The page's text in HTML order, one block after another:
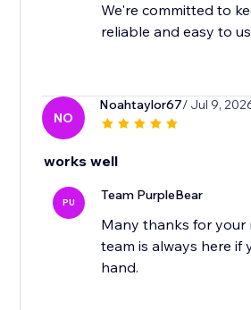
We're committed to
reliable and easy to
NO
Noahtaylor67/ Jul 9,
works well
PU Team PurpleBear
Many thanks for your
team is always here if
hand.